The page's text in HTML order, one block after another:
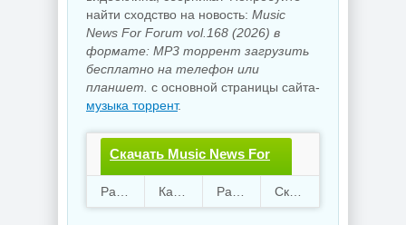
найти сходство на новость: Music
News For Forum vol.168 (2026) в
формате: MP3 торрент загрузить
бесплатно на телефон или
планшет. с основной страницы сайта-
музыка торрент.
Скачать Music News For
Forum vol.168.torrent
18 12 772.87 Mb